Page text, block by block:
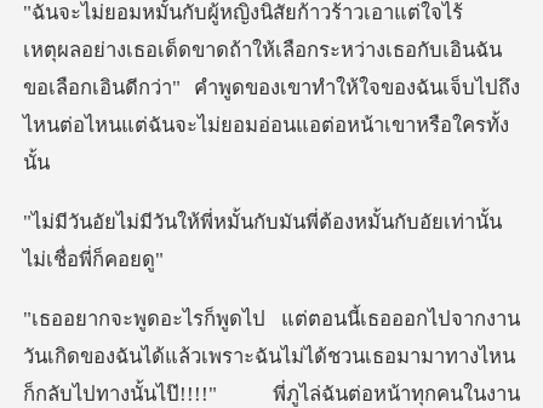
ขาดถ้าให้เลือกระหว่างเธอกับเอินฉัน
ขอเลือกเอินดีกว่า" คำพูดของเขาทำให้
มั้นกับมันพี่ต้องหมั้นกับอั
วนเธอมามาทางไหน
ก็กลับไปทางนั้นไป๊!!!!" พี่ภูไล่ฉันต่อหน้าทุกคนในงาน